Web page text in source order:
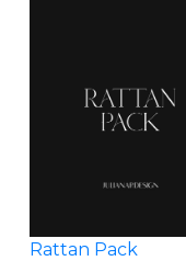
Rattan Pack